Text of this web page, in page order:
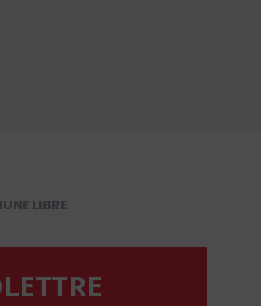
LIBRE